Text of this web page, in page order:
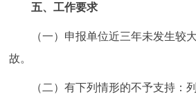
五、工作要求
（一）申报单位近三年未发生较大
故。
（二）有下列情形的不予支持：列